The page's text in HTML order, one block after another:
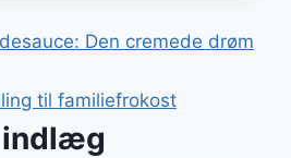
Den cremede drøm
til familiefrokost
indlæg